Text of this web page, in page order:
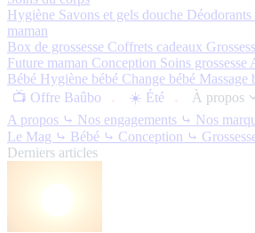
Hygiène Savons et gels douche
maman
Box de grossesse Coffrets cadeaux
Future maman Conception Soins grossesse
Bébé Hygiène bébé Change bébé Massage
📺 Offre Baûbo
☀️ Été
À propos
A propos ⤷ Nos engagements ⤷ Nos
Le Mag ⤷ Bébé ⤷ Conception ⤷
Derniers articles